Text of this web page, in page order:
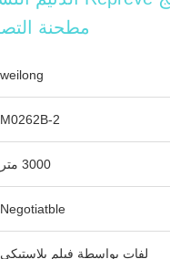
مطحنة
weilong
M0262B-2
3000 متر
Negotiatble
لفات بواسطة فيلم بلاستيكي